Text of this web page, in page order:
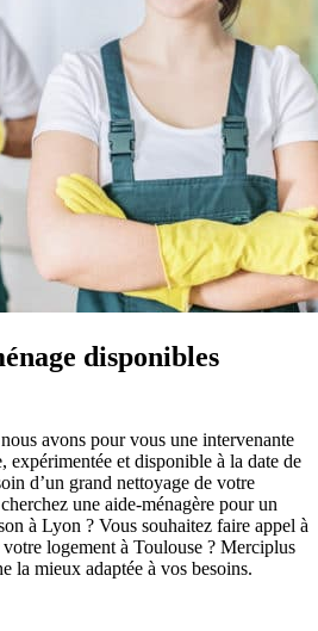
disponibles
avons pour vous une intervenante
expérimentée et disponible à la date de
d’un grand nettoyage de votre
une aide-ménagère pour un
à Lyon ? Vous souhaitez faire appel à
logement à Toulouse ? Merciplus
la mieux adaptée à vos besoins.